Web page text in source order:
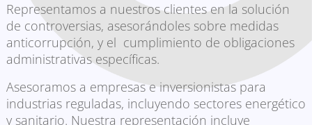
Representamos a nuestros clientes en la solución
de controversias, asesorándoles sobre medidas
anticorrupción, y el cumplimiento de obligaciones
administrativas específicas.
Asesoramos a empresas e inversionistas para
industrias reguladas, incluyendo sectores energético
y sanitario. Nuestra representación incluye